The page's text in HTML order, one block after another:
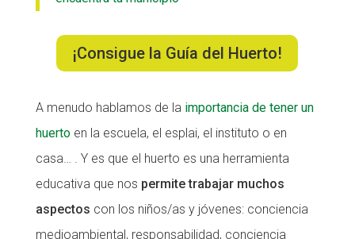
¡Consigue la Guía del Huerto!
A menudo hablamos de la importancia de tener un
huertoen la escuela, el esplai, el instituto o en
casa… . Y es que el huerto es una herramienta
educativa que nos permite trabajar muchos
aspectos con los niños/as y jóvenes: conciencia
medioambiental, responsabilidad, conciencia
Fes voluntariat
Fes un donatiu